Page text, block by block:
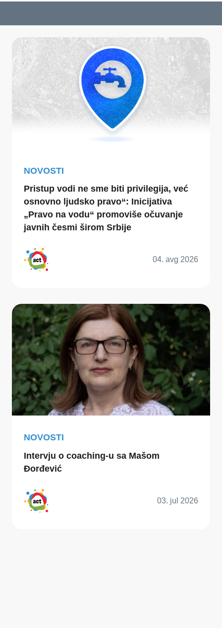
NOVOSTI
Pristup vodi ne sme biti privilegija, već
osnovno ljudsko pravo“: Inicijativa
„Pravo na vodu“ promoviše očuvanje
javnih česmi širom Srbije
04. avg 2026
NOVOSTI
Intervju o coaching-u sa Mašom
Đorđević
03. jul 2026